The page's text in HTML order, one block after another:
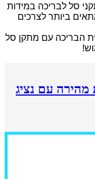
סל לבריכה במידות
ביותר לצרכים
הבריכה עם מתקן סל
מהירה עם נציג